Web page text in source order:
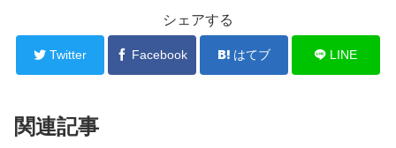
シェアする
Twitter Facebook はてブ LINE
関連記事